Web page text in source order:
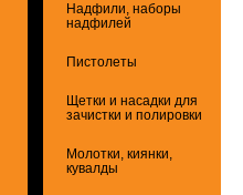
Надфили, наборы
надфилей
Пистолеты
Щетки и насадки для
зачистки и полировки
Молотки, киянки,
кувалды